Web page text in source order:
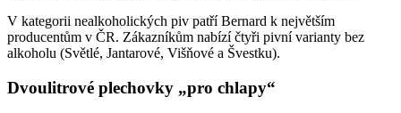
V kategorii nealkoholických piv patří Bernard k největším
producentům v ČR. Zákazníkům nabízí čtyři pivní varianty bez
alkoholu (Světlé, Jantarové, Višňové a Švestku).
Dvoulitrové plechovky „pro chlapy“